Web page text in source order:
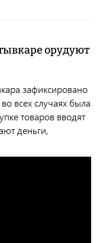
орудуют
зафиксировано
всех случаях была
товаров вводят
деньги,